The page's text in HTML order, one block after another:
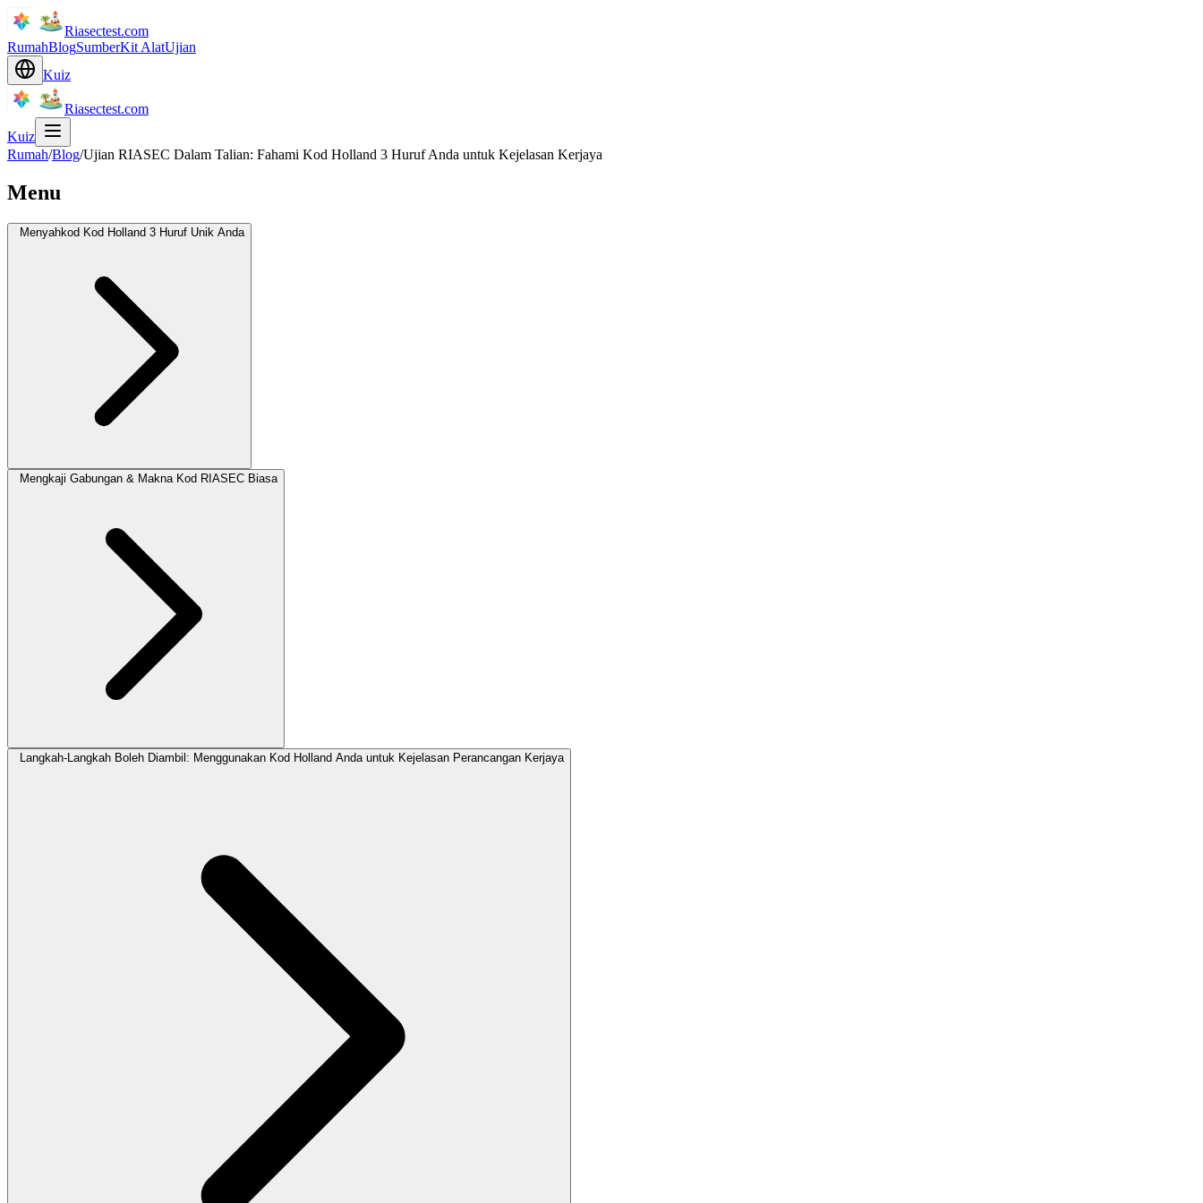
Riasectest.com
RumahBlogSumberKit AlatUjian
Kuiz
Riasectest.com
Kuiz
Rumah/Blog/Ujian RIASEC Dalam Talian: Fahami Kod Holland 3 Huruf Anda untuk Kejelasan Kerjaya
Menu
Menyahkod Kod Holland 3 Huruf Unik Anda
Mengkaji Gabungan & Makna Kod RIASEC Biasa
Langkah-Langkah Boleh Diambil: Menggunakan Kod Holland Anda untuk Kejelasan Perancangan Kerjaya